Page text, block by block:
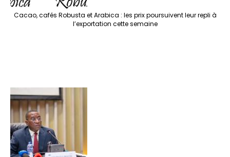
Cacao, cafés Robusta et Arabica : les prix poursuivent leur repli à
l’exportation cette semaine